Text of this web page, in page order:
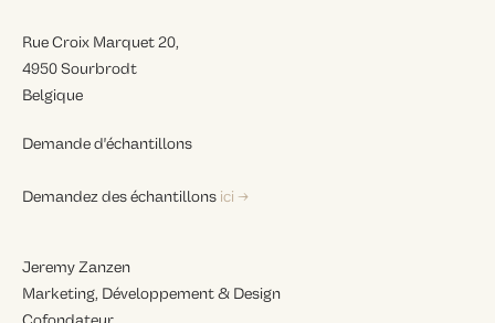
Rue Croix Marquet 20,
4950 Sourbrodt
Belgique
Demande d'échantillons
Demandez des échantillons ici →
Jeremy Zanzen
Marketing, Développement & Design